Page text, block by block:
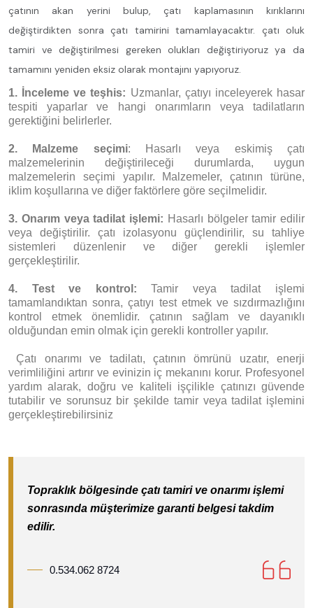
çatının akan yerini bulup, çatı kaplamasının kırıklarını
değiştirdikten sonra çatı tamirini tamamlayacaktır. çatı oluk
tamiri ve değiştirilmesi gereken olukları değiştiriyoruz ya da
tamamını yeniden eksiz olarak montajını yapıyoruz.
1. İnceleme ve teşhis: Uzmanlar, çatıyı inceleyerek hasar
tespiti yaparlar ve hangi onarımların veya tadilatların
gerektiğini belirlerler.
2. Malzeme seçimi: Hasarlı veya eskimiş çatı
malzemelerinin değiştirileceği durumlarda, uygun
malzemelerin seçimi yapılır. Malzemeler, çatının türüne,
iklim koşullarına ve diğer faktörlere göre seçilmelidir.
3. Onarım veya tadilat işlemi: Hasarlı bölgeler tamir edilir
veya değiştirilir. çatı izolasyonu güçlendirilir, su tahliye
sistemleri düzenlenir ve diğer gerekli işlemler
gerçekleştirilir.
4. Test ve kontrol:Tamir veya tadilat işlemi
tamamlandıktan sonra, çatıyı test etmek ve sızdırmazlığını
kontrol etmek önemlidir. çatının sağlam ve dayanıklı
olduğundan emin olmak için gerekli kontroller yapılır.
Çatı onarımı ve tadilatı, çatının ömrünü uzatır, enerji
verimliliğini artırır ve evinizin iç mekanını korur. Profesyonel
yardım alarak, doğru ve kaliteli işçilikle çatınızı güvende
tutabilir ve sorunsuz bir şekilde tamir veya tadilat işlemini
gerçekleştirebilirsiniz
Topraklık bölgesinde çatı tamiri ve onarımı işlemi
sonrasında müşterimize garanti belgesi takdim
edilir.
0.534.062 8724